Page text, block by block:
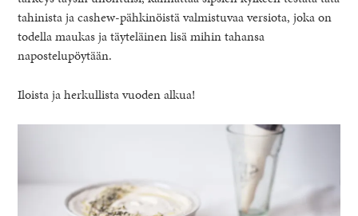
tahinista ja cashew-pähkinöistä valmistuvaa versiota, joka on
todella maukas ja täyteläinen lisä mihin tahansa
napostelupöytään.
Iloista ja herkullista vuoden alkua!